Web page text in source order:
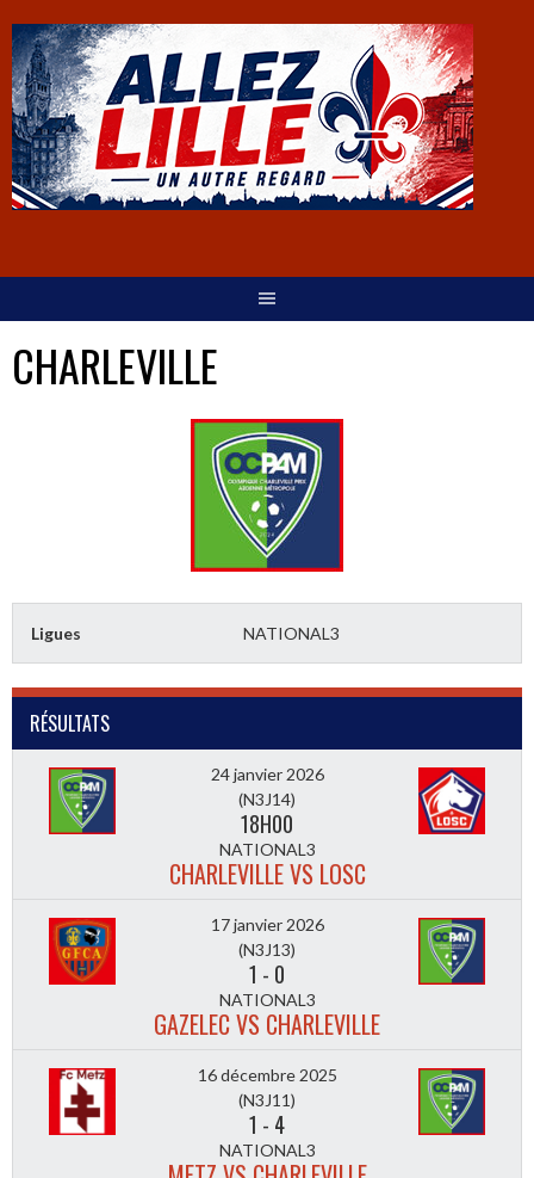
CHARLEVILLE
Ligues NATIONAL3
RÉSULTATS
24 janvier 2026
(N3J14)
18H00
NATIONAL3
CHARLEVILLE VS LOSC
17 janvier 2026
(N3J13)
1 - 0
NATIONAL3
GAZELEC VS CHARLEVILLE
16 décembre 2025
(N3J11)
1 - 4
NATIONAL3